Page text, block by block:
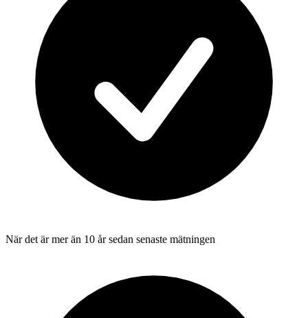
När det är mer än 10 år sedan senaste mätningen